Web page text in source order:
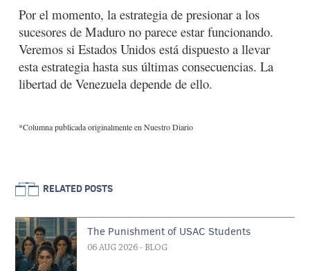
Por el momento, la estrategia de presionar a los
sucesores de Maduro no parece estar funcionando.
Veremos si Estados Unidos está dispuesto a llevar
esta estrategia hasta sus últimas consecuencias. La
libertad de Venezuela depende de ello.
*Columna publicada originalmente en Nuestro Diario
RELATED POSTS
The Punishment of USAC Students
06 AUG 2026 - BLOG